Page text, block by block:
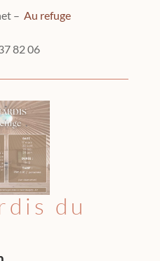
– Au refuge
82 06
du